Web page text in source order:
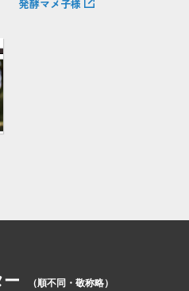
発酵マメ子様
ー （順不同・敬称略）